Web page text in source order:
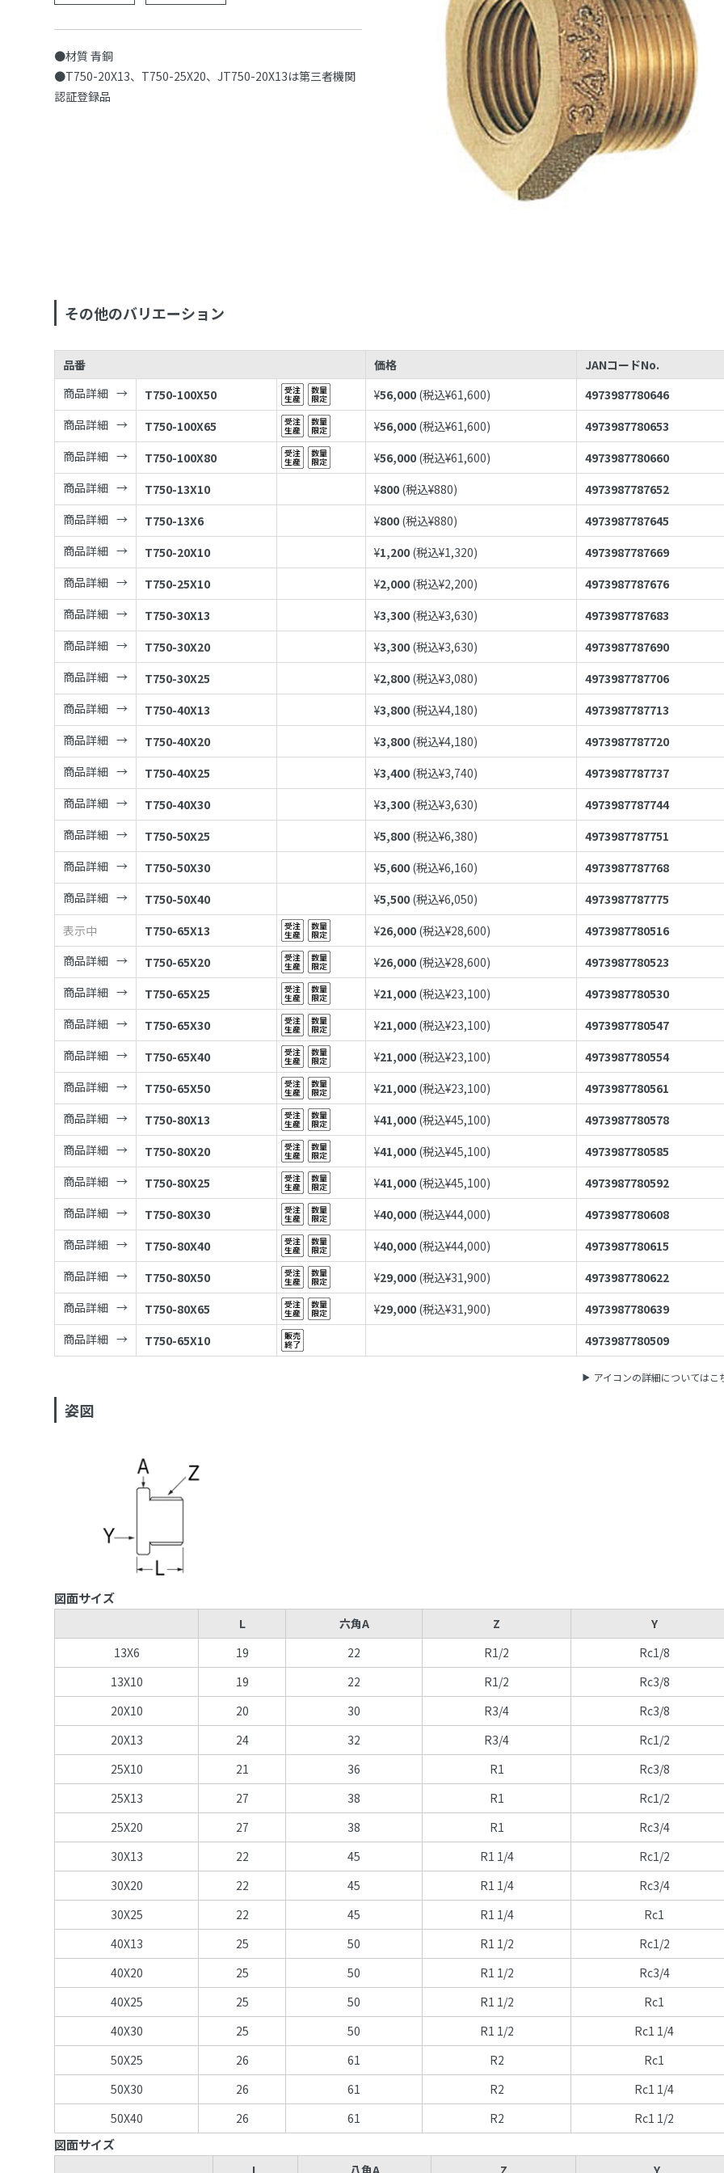
●材質 青銅
●T750-20X13、T750-25X20、JT750-20X13は第三者機関
認証登録品
その他のバリエーション
品番 価格
JANコードNo.
商品詳細
T750-100X50 ¥56,000 (税込¥61,600)
4973987780646
商品詳細
T750-100X65 ¥56,000 (税込¥61,600)
4973987780653
商品詳細
T750-100X80 ¥56,000 (税込¥61,600)
4973987780660
商品詳細
T750-13X10 ¥800 (税込¥880)
4973987787652
商品詳細
T750-13X6 ¥800 (税込¥880)
4973987787645
商品詳細
T750-20X10 ¥1,200 (税込¥1,320)
4973987787669
商品詳細
T750-25X10 ¥2,000 (税込¥2,200)
4973987787676
商品詳細
T750-30X13 ¥3,300 (税込¥3,630)
4973987787683
商品詳細
T750-30X20 ¥3,300 (税込¥3,630)
4973987787690
商品詳細
T750-30X25 ¥2,800 (税込¥3,080)
4973987787706
商品詳細
T750-40X13 ¥3,800 (税込¥4,180)
4973987787713
商品詳細
T750-40X20 ¥3,800 (税込¥4,180)
4973987787720
商品詳細
T750-40X25 ¥3,400 (税込¥3,740)
4973987787737
商品詳細
T750-40X30 ¥3,300 (税込¥3,630)
4973987787744
商品詳細
T750-50X25 ¥5,800 (税込¥6,380)
4973987787751
商品詳細
T750-50X30 ¥5,600 (税込¥6,160)
4973987787768
商品詳細
T750-50X40 ¥5,500 (税込¥6,050)
4973987787775
表示中
T750-65X13 ¥26,000 (税込¥28,600)
4973987780516
商品詳細
T750-65X20 ¥26,000 (税込¥28,600)
4973987780523
商品詳細
T750-65X25 ¥21,000 (税込¥23,100)
4973987780530
商品詳細
T750-65X30 ¥21,000 (税込¥23,100)
4973987780547
商品詳細
T750-65X40 ¥21,000 (税込¥23,100)
4973987780554
商品詳細
T750-65X50 ¥21,000 (税込¥23,100)
4973987780561
商品詳細
T750-80X13 ¥41,000 (税込¥45,100)
4973987780578
商品詳細
T750-80X20 ¥41,000 (税込¥45,100)
4973987780585
商品詳細
T750-80X25 ¥41,000 (税込¥45,100)
4973987780592
商品詳細
T750-80X30 ¥40,000 (税込¥44,000)
4973987780608
商品詳細
T750-80X40 ¥40,000 (税込¥44,000)
4973987780615
商品詳細
T750-80X50 ¥29,000 (税込¥31,900)
4973987780622
商品詳細
T750-80X65 ¥29,000 (税込¥31,900)
4973987780639
商品詳細
T750-65X10 4973987780509
アイコンの詳細についてはこ
姿図
図面サイズ
L 六角A Z
Y
13X6
19 22 R1/2
Rc1/8
13X10
19 22 R1/2
Rc3/8
20X10
20 30 R3/4
Rc3/8
20X13
24 32 R3/4
Rc1/2
25X10
21 36 R1
Rc3/8
25X13
27 38 R1
Rc1/2
25X20
27 38 R1
Rc3/4
30X13
22 45 R1 1/4
Rc1/2
30X20
22 45 R1 1/4
Rc3/4
30X25
22 45 R1 1/4
Rc1
40X13
25 50 R1 1/2
Rc1/2
40X20
25 50 R1 1/2
Rc3/4
40X25
25 50 R1 1/2
Rc1
40X30
25 50 R1 1/2
Rc1 1/4
50X25
26 61 R2
Rc1
50X30
26 61 R2
Rc1 1/4
50X40
26 61 R2 Rc1 1/2
図面サイズ